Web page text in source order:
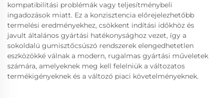
kompatibilitási problémák vagy teljesítménybeli
ingadozások miatt. Ez a konzisztencia előrejelezhetőbb
termelési eredményekhez, csökkent indítási időkhöz és
javult általános gyártási hatékonysághoz vezet, így a
sokoldalú gumisztőcsúszó rendszerek elengedhetetlen
eszközökké válnak a modern, rugalmas gyártási műveletek
számára, amelyeknek meg kell felelniük a változatos
termékigényeknek és a változó piaci követelményeknek.